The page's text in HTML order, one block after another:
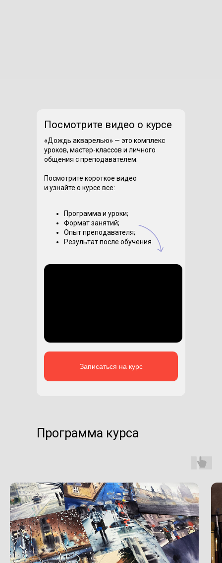
Посмотрите видео о курсе
«Дождь акварелью» — это комплекс
уроков, мастер-классов и личного
общения с преподавателем.
Посмотрите короткое видео
и узнайте о курсе все:
Программа и уроки;
Формат занятий;
Опыт преподавателя;
Результат после обучения.
Записаться на курс
Программа курса